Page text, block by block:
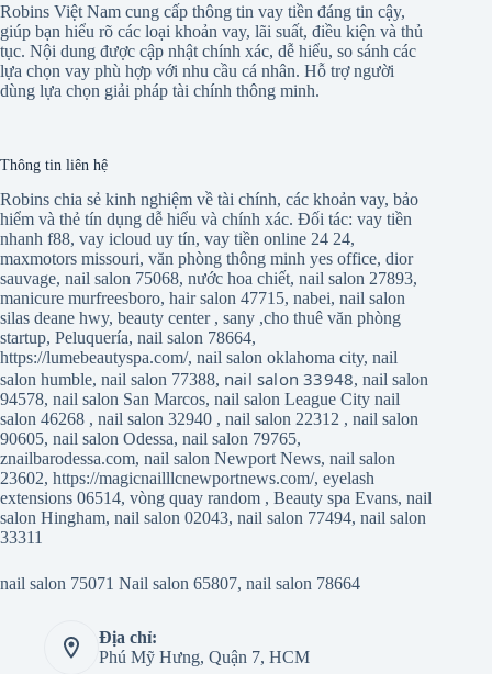
Robins Việt Nam cung cấp thông tin vay tiền đáng tin cậy,
giúp bạn hiểu rõ các loại khoản vay, lãi suất, điều kiện và thủ
tục. Nội dung được cập nhật chính xác, dễ hiểu, so sánh các
lựa chọn vay phù hợp với nhu cầu cá nhân. Hỗ trợ người
dùng lựa chọn giải pháp tài chính thông minh.
Thông tin liên hệ
Robins chia sẻ kinh nghiệm về tài chính, các khoản vay, bảo
hiểm và thẻ tín dụng dễ hiểu và chính xác. Đối tác: vay tiền
nhanh f88, vay icloud uy tín, vay tiền online 24 24,
maxmotors missouri, văn phòng thông minh yes office, dior
sauvage, nail salon 75068, nước hoa chiết, nail salon 27893,
manicure murfreesboro, hair salon 47715, nabei, nail salon
silas deane hwy, beauty center, sany ,cho thuê văn phòng
startup, Peluquería, nail salon 78664,
https://lumebeautyspa.com/, nail salon oklahoma city, nail
salon humble, nail salon 77388, nail salon 33948,nail salon
94578, nail salon San Marcos, nail salon League City nail
salon 46268 , nail salon 32940 , nail salon 22312 , nail salon
90605, nail salon Odessa, nail salon 79765,
znailbarodessa.com, nail salon Newport News, nail salon
23602, https://magicnailllcnewportnews.com/, eyelash
extensions 06514, vòng quay random , Beauty spa Evans, nail
salon Hingham, nail salon 02043, nail salon 77494, nail salon
33311
nail salon 75071 Nail salon 65807, nail salon 78664
Địa chỉ:
Phú Mỹ Hưng, Quận 7, HCM